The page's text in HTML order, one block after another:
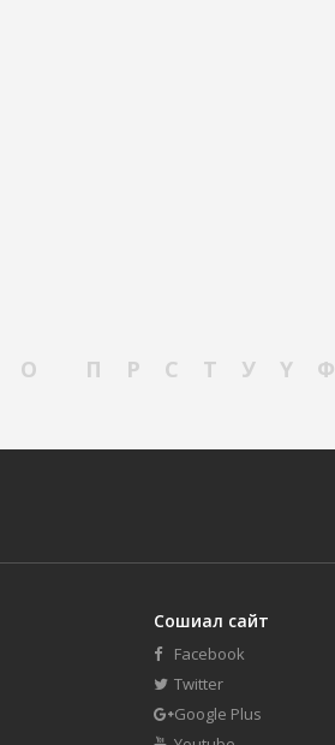
О П Р С Т У Ү Ф
Сошиал сайт
Facebook
Twitter
Google Plus